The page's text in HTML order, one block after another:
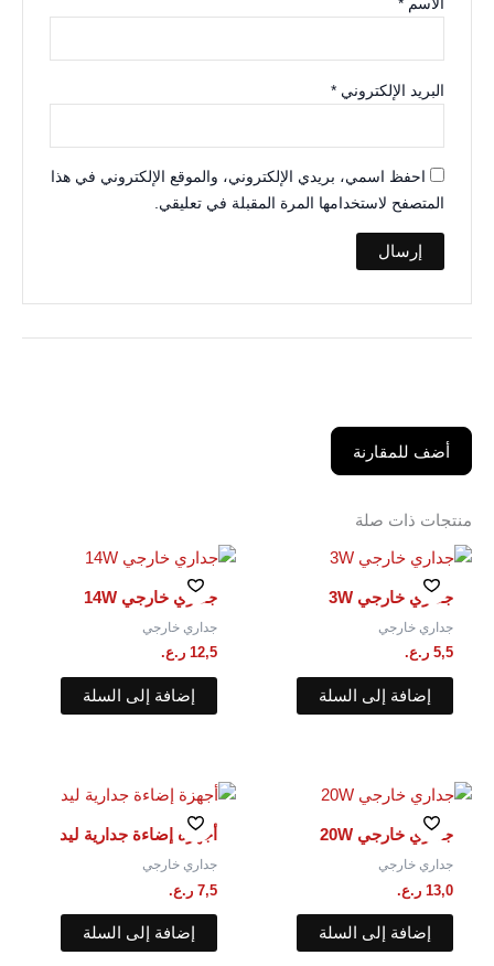
الاسم*
البريد الإلكتروني*
احفظ اسمي، بريدي الإلكتروني، والموقع الإلكتروني في هذا
المتصفح لاستخدامها المرة المقبلة في تعليقي.
أضف للمقارنة
منتجات ذات صلة
جداري خارجي 3W
جداري خارجي
5,5 ر.ع.
إضافة إلى السلة
جداري خارجي 14W
جداري خارجي
12,5 ر.ع.
إضافة إلى السلة
جداري خارجي 20W
جداري خارجي
13,0 ر.ع.
إضافة إلى السلة
أجهزة إضاءة جدارية ليد
جداري خارجي
7,5 ر.ع.
إضافة إلى السلة